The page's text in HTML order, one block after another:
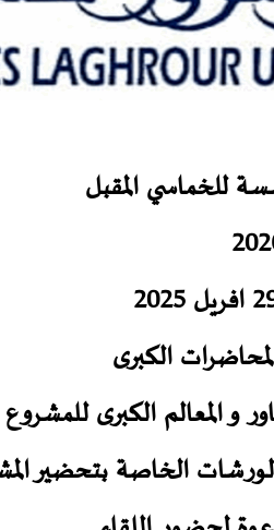
للخماسي المقبل
و المعالم الكبرى للمشروع
الخاصة بتحضير